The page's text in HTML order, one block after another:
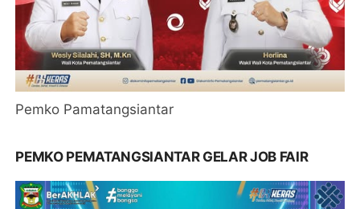
Pemko Pamatangsiantar
PEMKO PEMATANGSIANTAR GELAR JOB FAIR